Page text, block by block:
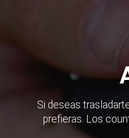
Si deseas
prefieras. Los